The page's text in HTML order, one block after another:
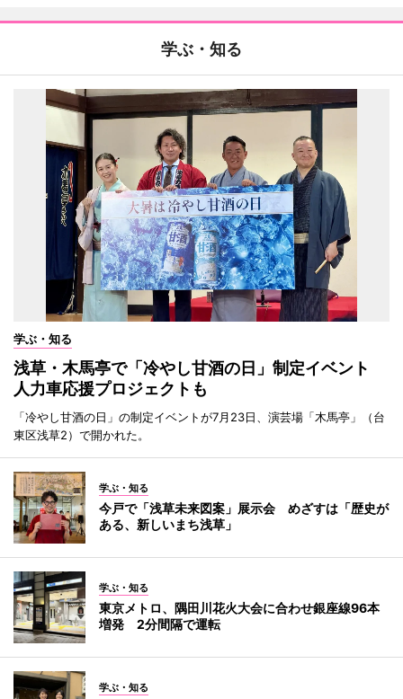
学ぶ・知る
学ぶ・知る
浅草・木馬亭で「冷やし甘酒の日」制定イベント
人力車応援プロジェクトも
「冷やし甘酒の日」の制定イベントが7月23日、演芸場「木馬亭」（台
東区浅草2）で開かれた。
学ぶ・知る
今戸で「浅草未来図案」展示会 めざすは「歴史が
ある、新しいまち浅草」
学ぶ・知る
東京メトロ、隅田川花火大会に合わせ銀座線96本
増発 2分間隔で運転
学ぶ・知る